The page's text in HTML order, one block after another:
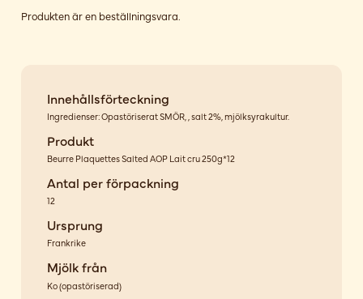
Produkten är en beställningsvara.
Innehållsförteckning
Ingredienser: Opastöriserat SMÖR, , salt 2%, mjölksyrakultur.
Produkt
Beurre Plaquettes Salted AOP Lait cru 250g*12
Antal per förpackning
12
Ursprung
Frankrike
Mjölk från
Ko(opastöriserad)